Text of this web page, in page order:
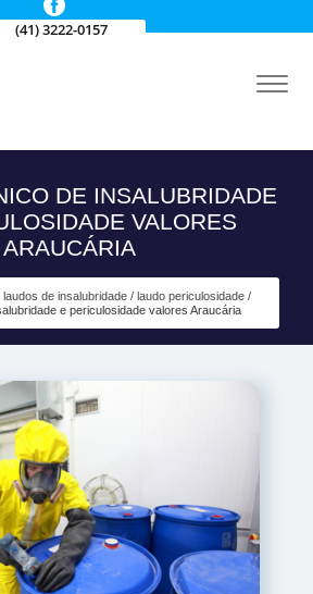
(41) 3222-0157
DE INSALUBRIDADE
VALORES
ARAUCÁRIA
laudos de insalubridade
laudo periculosidade
e periculosidade valores Araucária